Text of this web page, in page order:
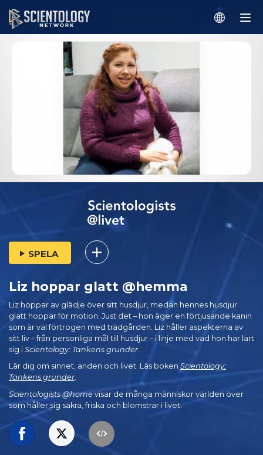
SPELA
Liz hoppar glatt @hemma
Liz hoppar av glädje över sitt husdjur, medan hennes husdjur
glatt hoppar för motion. Just det – hon äger en förtjusande kanin
som är väl förtrogen med trädgården. Liz håller aspekterna av
sitt liv – från personliga mål till husdjur – i linje med vad hon har lärt
sig i Scientology: Tankens grunder.
Lär dig om sinnet, anden och livet. Läs boken Scientology:
Tankens grunder.
Scientologists @home visar de många människor världen över
som håller sig säkra, friska och blomstrar i livet.